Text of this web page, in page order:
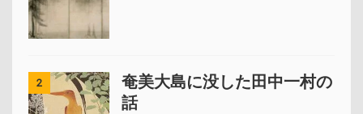
2
奄美大島に没した田中一村の
話